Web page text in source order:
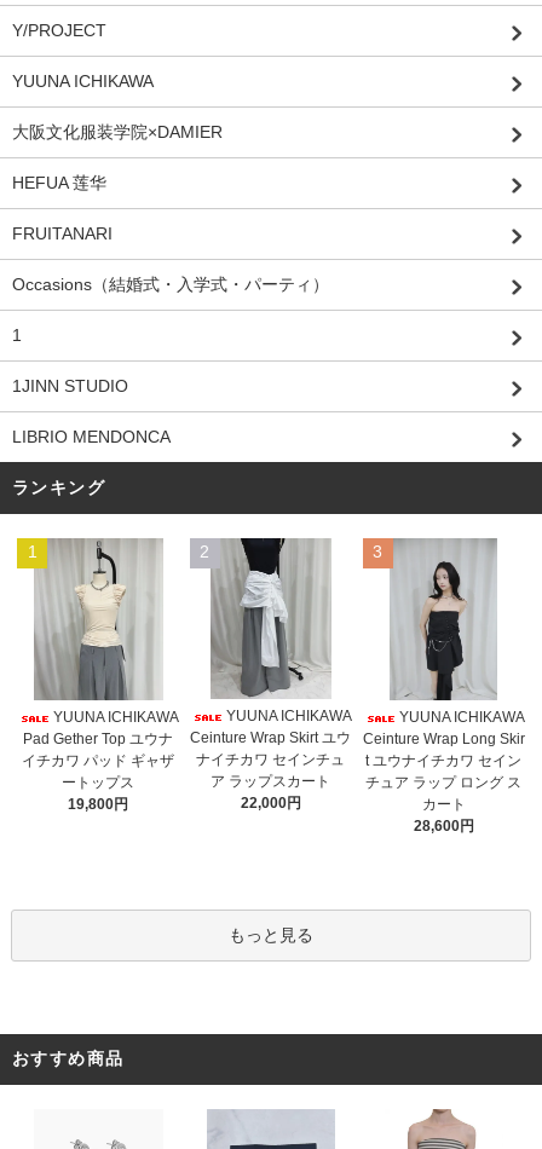
Y/PROJECT
YUUNA ICHIKAWA
大阪文化服装学院×DAMIER
HEFUA 莲华
FRUITANARI
Occasions（結婚式・入学式・パーティ）
1
1JINN STUDIO
LIBRIO MENDONCA
ランキング
1
YUUNA ICHIKAWA
Pad Gether Top ユウナ
イチカワ パッド ギャザ
ートップス
19,800円
2
YUUNA ICHIKAWA
Ceinture Wrap Skirt ユウ
ナイチカワ セインチュ
ア ラップスカート
22,000円
3
YUUNA ICHIKAWA
Ceinture Wrap Long Skir
t ユウナイチカワ セイン
チュア ラップ ロング ス
カート
28,600円
もっと見る
おすすめ商品